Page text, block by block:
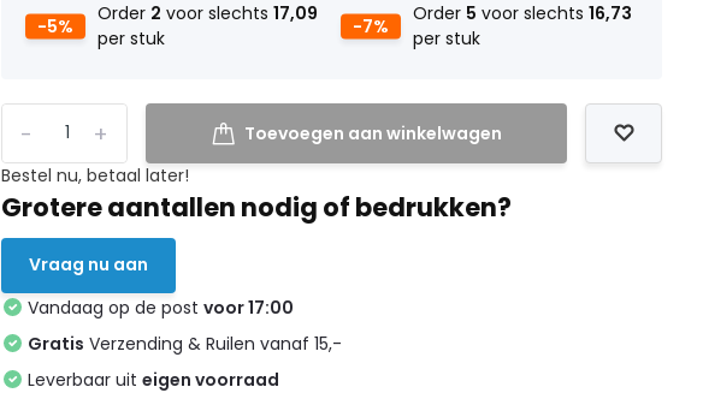
-5%
Order 2 voor slechts17,09
per stuk
-7%
Order 5 voor slechts 16,73
per stuk
+
-
Toevoegen aan winkelwagen
Bestel nu, betaal later!
Grotere aantallen nodig of bedrukken?
Vraag nu aan
Vandaag op de postvoor 17:00
Gratis Verzending & Ruilen vanaf 15,-
Leverbaar uiteigen voorraad